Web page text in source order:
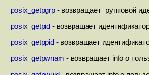
posix_getpgrp - возвращает групповой
posix_getpid - возвращает
posix_getppid - возвращает
posix_getpwnam - возвращает info о